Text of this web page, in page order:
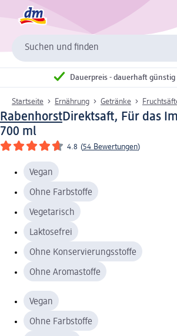
Suchen und finden
Dauerpreis - dauerhaft
Startseite Ernährung Getränke
RabenhorstDirektsaft, Für das
700 ml
4.8 (54 Bewertungen)
Vegan
Ohne Farbstoffe
Vegetarisch
Laktosefrei
Ohne Konservierungsstoffe
Ohne Aromastoffe
Vegan
Ohne Farbstoffe